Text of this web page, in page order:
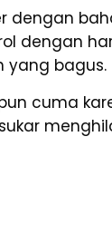
dengan
yang bagus.
cuma